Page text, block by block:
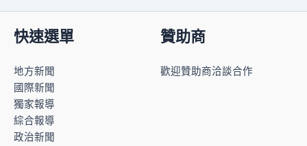
快速選單
地方新聞
國際新聞
獨家報導
綜合報導
政治新聞
贊助商
歡迎贊助商洽談合作